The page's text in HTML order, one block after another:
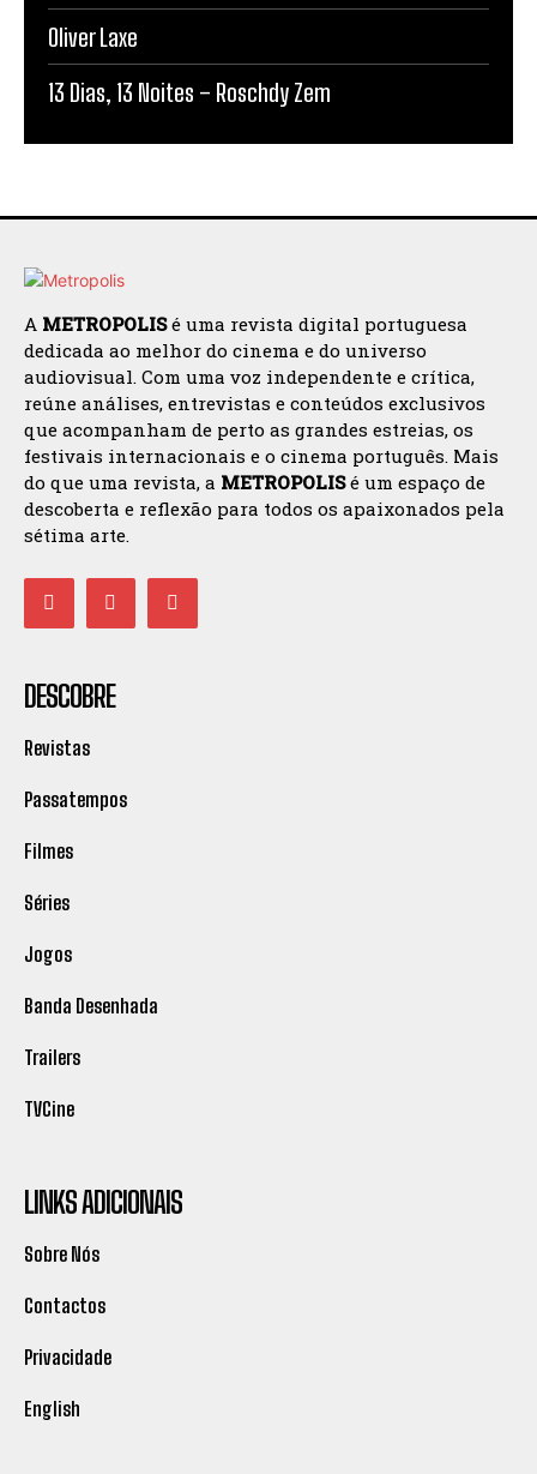
Oliver Laxe
13 Dias, 13 Noites – Roschdy Zem
A METROPOLISé uma revista digital portuguesa
dedicada ao melhor do cinema e do universo
audiovisual. Com uma voz independente e crítica,
reúne análises, entrevistas e conteúdos exclusivos
que acompanham de perto as grandes estreias, os
festivais internacionais e o cinema português. Mais
do que uma revista, a METROPOLISé um espaço de
descoberta e reflexão para todos os apaixonados pela
sétima arte.
DESCOBRE
Revistas
Passatempos
Filmes
Séries
Jogos
Banda Desenhada
Trailers
TVCine
LINKS ADICIONAIS
Sobre Nós
Contactos
Privacidade
English